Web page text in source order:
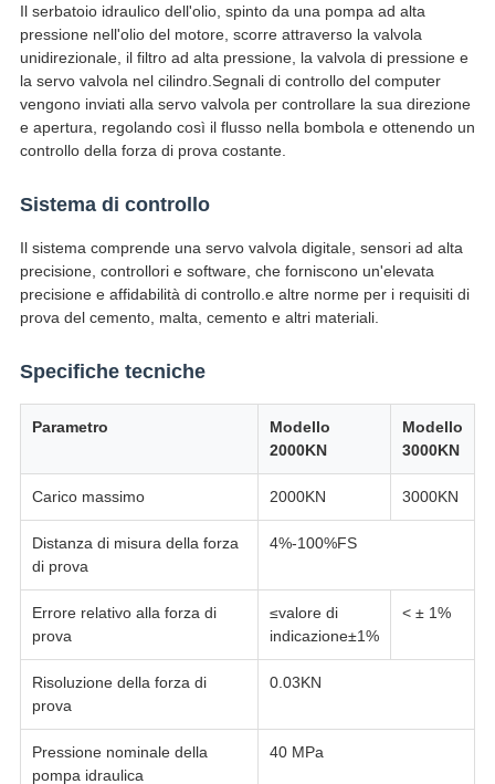
Il serbatoio idraulico dell'olio, spinto da una pompa ad alta
pressione nell'olio del motore, scorre attraverso la valvola
unidirezionale, il filtro ad alta pressione, la valvola di pressione e
la servo valvola nel cilindro.Segnali di controllo del computer
vengono inviati alla servo valvola per controllare la sua direzione
e apertura, regolando così il flusso nella bombola e ottenendo un
controllo della forza di prova costante.
Sistema di controllo
Il sistema comprende una servo valvola digitale, sensori ad alta
precisione, controllori e software, che forniscono un'elevata
precisione e affidabilità di controllo.e altre norme per i requisiti di
prova del cemento, malta, cemento e altri materiali.
Specifiche tecniche
Parametro
Modello
2000KN
Modello
3000KN
Carico massimo 2000KN 3000KN
Distanza di misura della forza
di prova
4%-100%FS
Errore relativo alla forza di
prova
≤valore di
indicazione±1%
< ± 1%
Risoluzione della forza di
prova
0.03KN
Pressione nominale della
pompa idraulica
40 MPa